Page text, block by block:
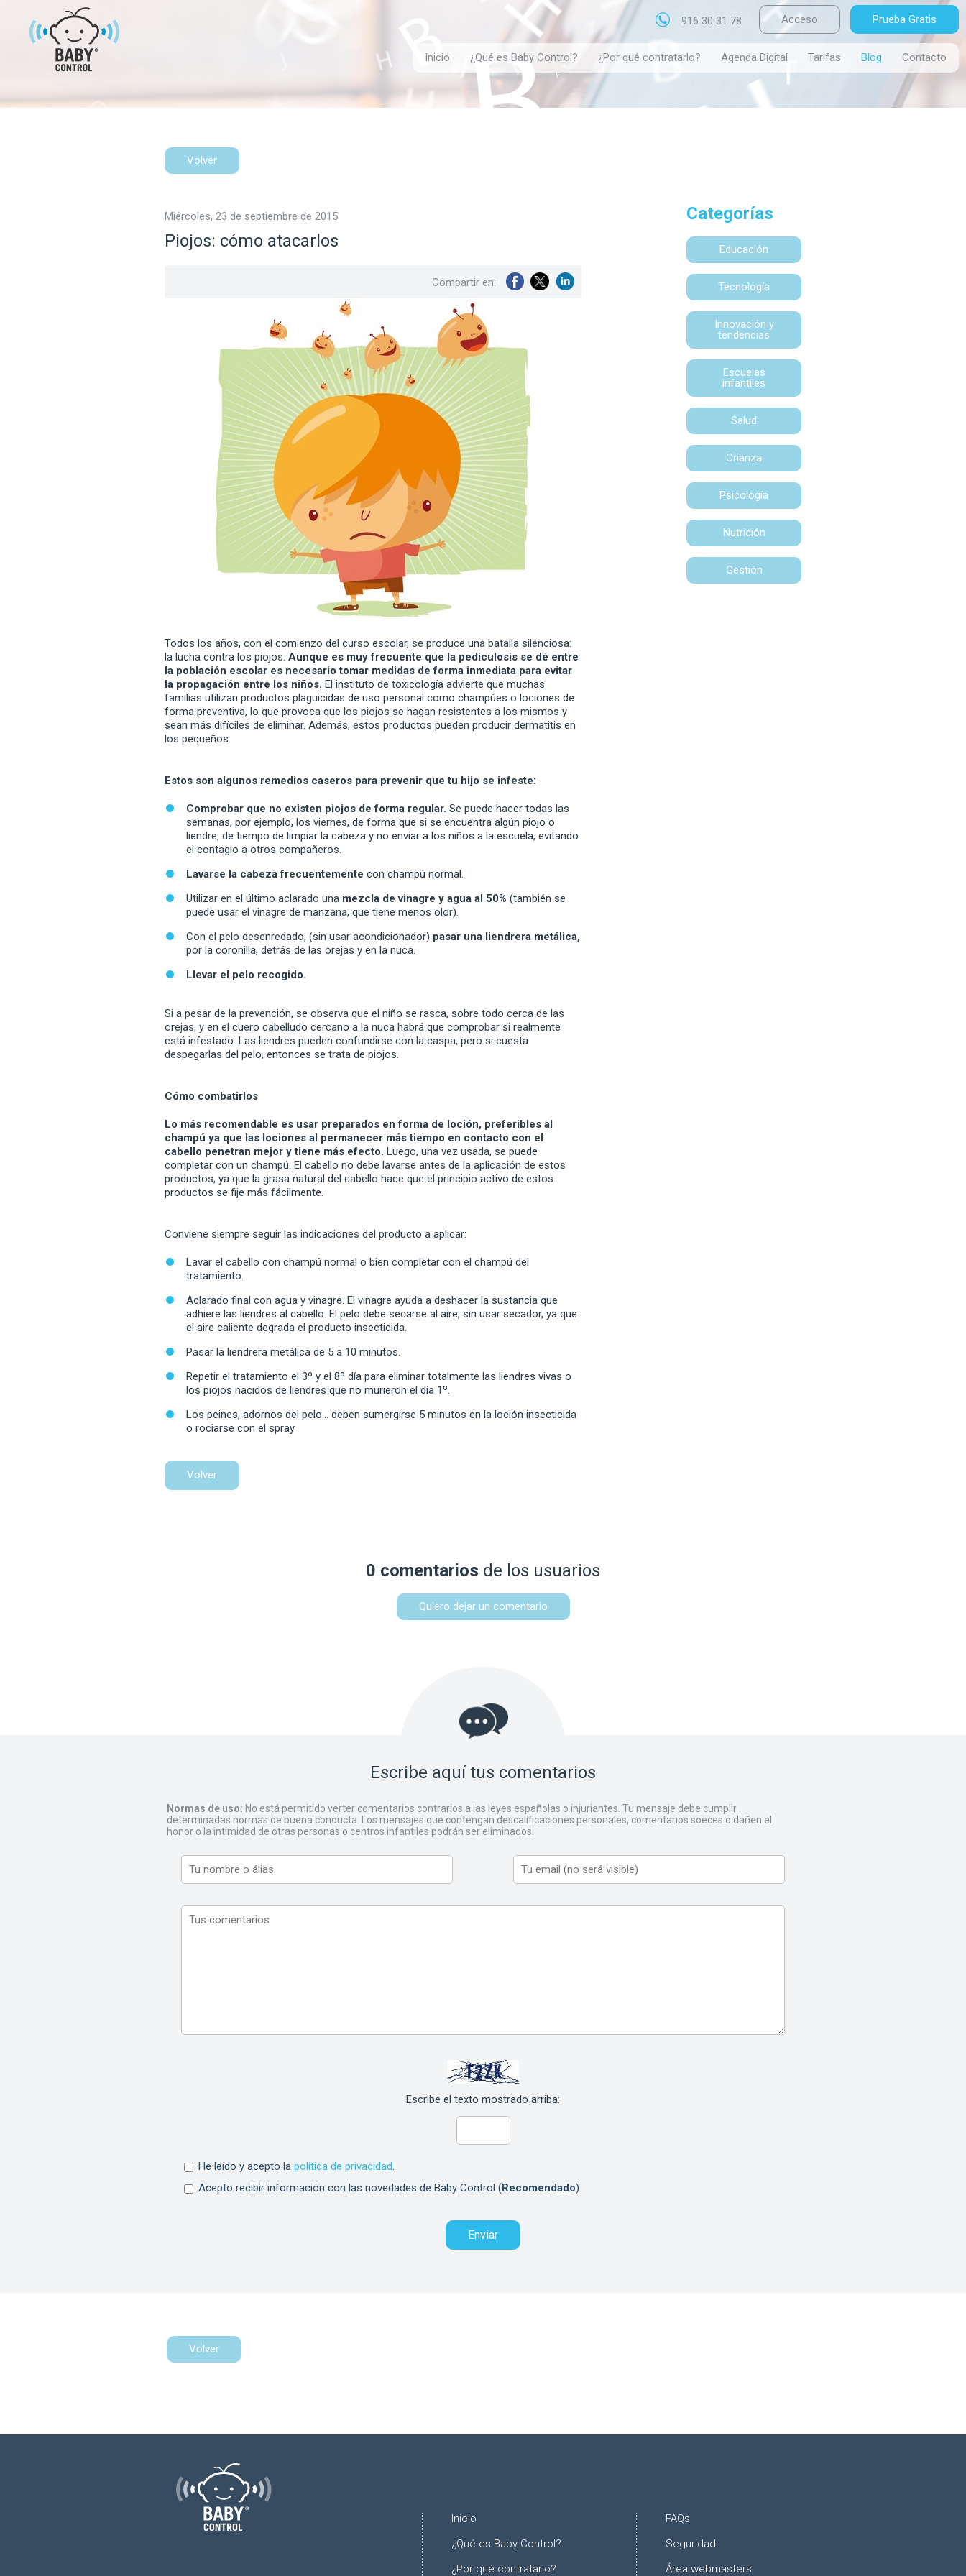
916 30 31 78
Inicio ¿Qué es Baby Control? ¿Por qué contratarlo? Agenda Digital Tarifas Blog Contacto
Acceso Prueba Gratis
Categorías
Educación
Tecnología
Innovación y
tendencias
Escuelas
infantiles
Salud
Crianza
Psicología
Nutrición
Gestión
Volver
miércoles, 23 de septiembre de 2015
Piojos: cómo atacarlos
Compartir en:
Todos los años, con el comienzo del curso escolar, se produce una batalla silenciosa:
la lucha contra los piojos. Aunque es muy frecuente que la pediculosis se dé entre
la población escolar es necesario tomar medidas de forma inmediata para evitar
la propagación entre los niños. El instituto de toxicología advierte que muchas
familias utilizan productos plaguicidas de uso personal como champúes o lociones de
forma preventiva, lo que provoca que los piojos se hagan resistentes a los mismos y
sean más difíciles de eliminar. Además, estos productos pueden producir dermatitis en
los pequeños.
Estos son algunos remedios caseros para prevenir que tu hijo se infeste:
Comprobar que no existen piojos de forma regular. Se puede hacer todas las
semanas, por ejemplo, los viernes, de forma que si se encuentra algún piojo o
liendre, de tiempo de limpiar la cabeza y no enviar a los niños a la escuela, evitando
el contagio a otros compañeros.
Lavarse la cabeza frecuentemente con champú normal.
Utilizar en el último aclarado una mezcla de vinagre y agua al 50% (también se
puede usar el vinagre de manzana, que tiene menos olor).
Con el pelo desenredado, (sin usar acondicionador) pasar una liendrera metálica,
por la coronilla, detrás de las orejas y en la nuca.
Llevar el pelo recogido.
Si a pesar de la prevención, se observa que el niño se rasca, sobre todo cerca de las
orejas, y en el cuero cabelludo cercano a la nuca habrá que comprobar si realmente
está infestado. Las liendres pueden confundirse con la caspa, pero si cuesta
despegarlas del pelo, entonces se trata de piojos.
Cómo combatirlos
Lo más recomendable es usar preparados en forma de loción, preferibles al
champú ya que las lociones al permanecer más tiempo en contacto con el
cabello penetran mejor y tiene más efecto. Luego, una vez usada, se puede
completar con un champú. El cabello no debe lavarse antes de la aplicación de estos
productos, ya que la grasa natural del cabello hace que el principio activo de estos
productos se fije más fácilmente.
Conviene siempre seguir las indicaciones del producto a aplicar:
Lavar el cabello con champú normal o bien completar con el champú del
tratamiento.
Aclarado final con agua y vinagre. El vinagre ayuda a deshacer la sustancia que
adhiere las liendres al cabello. El pelo debe secarse al aire, sin usar secador, ya que
el aire caliente degrada el producto insecticida.
Pasar la liendrera metálica de 5 a 10 minutos.
Repetir el tratamiento el 3º y el 8º día para eliminar totalmente las liendres vivas o
los piojos nacidos de liendres que no murieron el día 1º.
Los peines, adornos del pelo… deben sumergirse 5 minutos en la loción insecticida
o rociarse con el spray.
Volver
0 comentarios de los usuarios
Quiero dejar un comentario
Escribe aquí tus comentarios
Normas de uso: No está permitido verter comentarios contrarios a las leyes españolas o injuriantes. Tu mensaje debe cumplir
determinadas normas de buena conducta. Los mensajes que contengan descalificaciones personales, comentarios soeces o dañen el
honor o la intimidad de otras personas o centros infantiles podrán ser eliminados.
Escribe el texto mostrado arriba:
He leído y acepto la política de privacidad.
Acepto recibir información con las novedades de Baby Control (Recomendado).
Volver
Inicio
¿Qué es Baby Control?
¿Por qué contratarlo?
FAQs
Seguridad
Área webmasters